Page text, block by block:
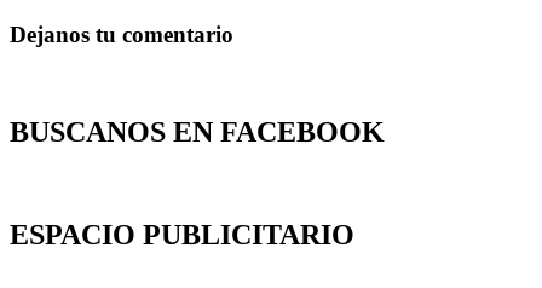
Dejanos tu comentario
BUSCANOS EN FACEBOOK
ESPACIO PUBLICITARIO